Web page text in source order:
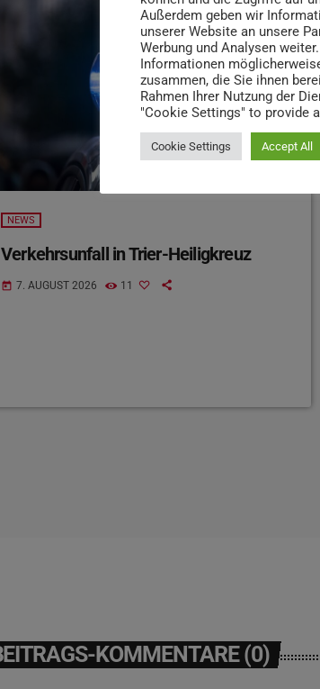
insert_link
NEWS
Verkehrsunfall in Trier-Heiligkreuz
today 7. AUGUST 2026 11
KOMMENTARE (0)
Außerdem geben wir
unserer Website an unsere
Werbung und Analysen
Informationen
zusammen, die Sie ihnen
Rahmen Ihrer Nutzung der
"Cookie Settings" to provide
Cookie Settings Accept All